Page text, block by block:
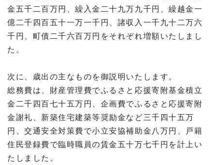
金五千二百万円、繰入金二十九万九千円、繰越金一
億二千四百五十一万一千円、諸収入一千九十二万六
千円、町債二千六百万円をそれぞれ増額いたしまし
た。
次に、歳出の主なものを御説明いたします。
総務費は、財産管理費でふるさと応援寄附基金積立
金二千四百七十五万円、企画費でふるさと応援寄附
金謝礼、新築住宅建築等奨励金など三千四十五万
円、交通安全対策費で小立安協補助金八万円、戸籍
住民登録費で臨時職員の賃金五十万七千円を計上い
たしました。